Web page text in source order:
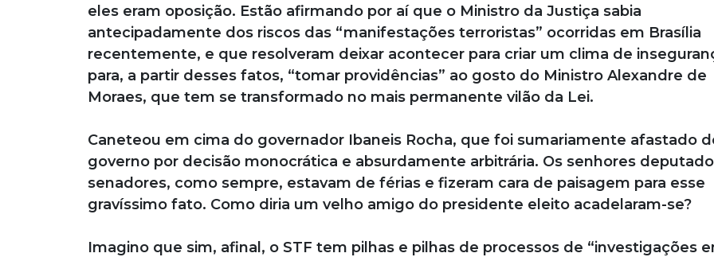
eles eram oposição. Estão afirmando por aí que o Ministro da Justiça sabia
antecipadamente dos riscos das “manifestações terroristas” ocorridas em Brasília
recentemente, e que resolveram deixar acontecer para criar um clima de
para, a partir desses fatos, “tomar providências” ao gosto do Ministro Alexandre de
Moraes, que tem se transformado no mais permanente vilão da Lei.
Caneteou em cima do governador Ibaneis Rocha, que foi sumariamente afastado
governo por decisão monocrática e absurdamente arbitrária. Os senhores
senadores, como sempre, estavam de férias e fizeram cara de paisagem para esse
gravíssimo fato. Como diria um velho amigo do presidente eleito acadelaram-se?
Imagino que sim, afinal, o STF tem pilhas e pilhas de processos de “investigações